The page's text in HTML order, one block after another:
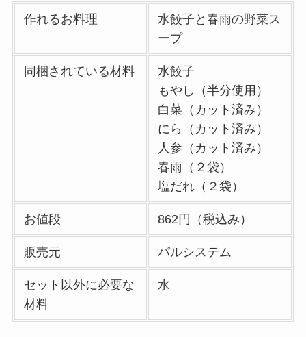
作れるお料理
水餃子と春雨の野菜ス
ープ
同梱されている材料
水餃子
もやし（半分使用）
白菜（カット済み）
にら（カット済み）
人参（カット済み）
春雨（２袋）
塩だれ（２袋）
お値段 862円（税込み）
販売元 パルシステム
セット以外に必要な
材料
水